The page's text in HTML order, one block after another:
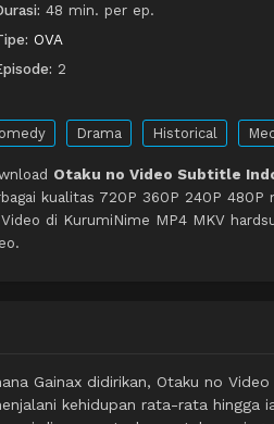
48 min. per ep.
OVA
2
Drama Historical
Otaku no Video Subtitle
kualitas 720P 360P 240P
di KurumiNime MP4 MKV
Gainax didirikan, Otaku no
kehidupan rata-rata